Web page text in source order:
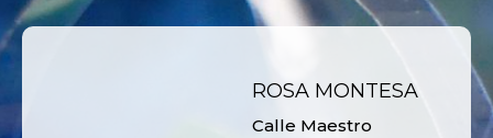
ROSA MONTESA
Calle Maestro